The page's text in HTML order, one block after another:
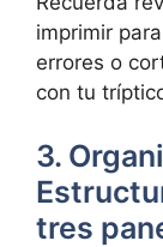
imprimir
errores o
con tu
3.
tres